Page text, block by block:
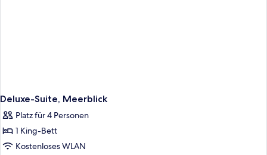
Deluxe-Suite, Meerblick
Platz für 4 Personen
1 King-Bett
Kostenloses WLAN